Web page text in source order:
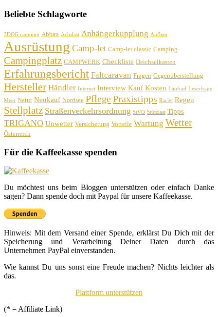
Beliebte Schlagworte
3DOG camping Abbau Achslast Anhängerkupplung Aufbau
Ausrüstung Camp-let Camp-let classic Camping
Campingplatz CAMPWERK Checkliste Deichselkasten
Erfahrungsbericht Faltcaravan Fragen Gegenüberstellung
Hersteller Händler Internet Interview Kauf Kosten Laufrad Leserfrage
Meer Natur Neukauf Nordsee PflegePraxistipps Raclet Regen
Stellplatz Straßenverkehrsordnung StVO Stützlast Tipps
TRIGANO Unwetter Versicherung Vorteile Wartung Wetter
Österreich
Für die Kaffeekasse spenden
Du möchtest uns beim Bloggen unterstützen oder einfach Danke
sagen? Dann spende doch mit Paypal für unsere Kaffeekasse.
Hinweis: Mit dem Versand einer Spende, erklärst Du Dich mit der
Speicherung und Verarbeitung Deiner Daten durch das
Unternehmen PayPal einverstanden.
Wie kannst Du uns sonst eine Freude machen? Nichts leichter als
das.
Plattform unterstützen
(* = Affiliate Link)